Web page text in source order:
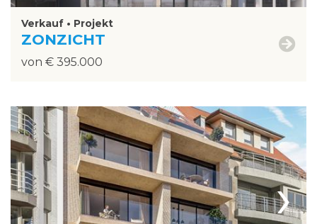
Verkauf • Projekt
ZONZICHT
von € 395.000
›